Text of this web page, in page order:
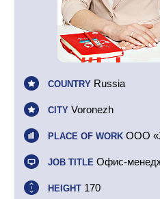
COUNTRY Russia
CITY Voronezh
PLACE OF WORK ООО
JOB TITLE Офис-
HEIGHT 170